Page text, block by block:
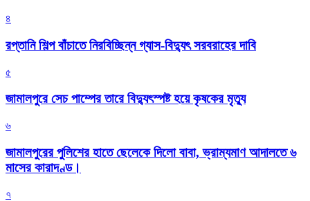
৪
রপ্তানি শিল্প বাঁচাতে নিরবিচ্ছিন্ন গ্যাস-বিদ্যুৎ সরবরাহের দাবি
৫
জামালপুরে সেচ পাম্পের তারে বিদ্যুৎস্পষ্ট হয়ে কৃষকের মৃত্যু
৬
জামালপুরের পুলিশের হাতে ছেলেকে দিলো বাবা, ভ্রাম্যমাণ আদালতে ৬
মাসের কারাদণ্ড।
৭